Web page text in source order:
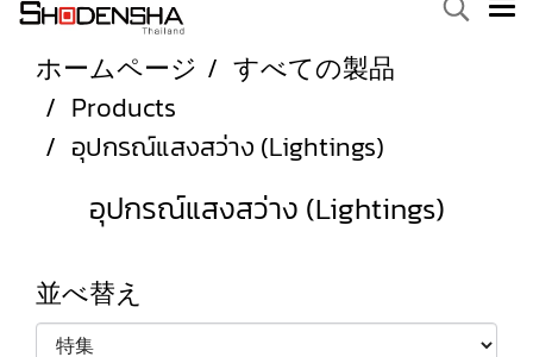
ホームページ
すべての製品
Products
อุปกรณ์แสงสว่าง (Lightings)
อุปกรณ์แสงสว่าง (Lightings)
並べ替え